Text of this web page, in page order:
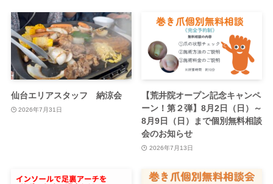
仙台エリアスタッフ 納涼会
2026年7月31日
【荒井院オープン記念キャンペ
ーン！第２弾】8月2日（日）～
8月9日（日）まで個別無料相談
会のお知らせ
2026年7月13日